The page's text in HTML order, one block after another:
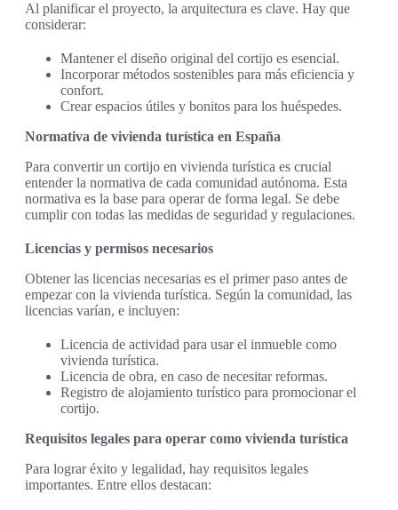
Al planificar el proyecto, la arquitectura es clave. Hay que
considerar:
Mantener el diseño original del cortijo es esencial.
Incorporar métodos sostenibles para más eficiencia y
confort.
Crear espacios útiles y bonitos para los huéspedes.
Normativa de vivienda turística en España
Para convertir un cortijo en vivienda turística es crucial
entender la normativa de cada comunidad autónoma. Esta
normativa es la base para operar de forma legal. Se debe
cumplir con todas las medidas de seguridad y regulaciones.
Licencias y permisos necesarios
Obtener las licencias necesarias es el primer paso antes de
empezar con la vivienda turística. Según la comunidad, las
licencias varían, e incluyen:
Licencia de actividad para usar el inmueble como
vivienda turística.
Licencia de obra, en caso de necesitar reformas.
Registro de alojamiento turístico para promocionar el
cortijo.
Requisitos legales para operar como vivienda turística
Para lograr éxito y legalidad, hay requisitos legales
importantes. Entre ellos destacan: